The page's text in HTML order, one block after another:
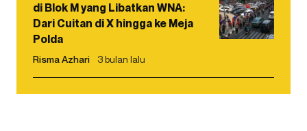
di Blok M yang Libatkan WNA:
Dari Cuitan di X hingga ke Meja
Polda
Risma Azhari 3 bulan lalu